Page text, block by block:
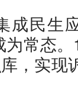
成民生
为常态
，实现